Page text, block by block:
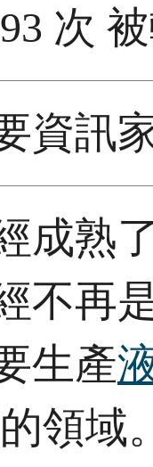
次
資訊
成熟
不再
生產
領域